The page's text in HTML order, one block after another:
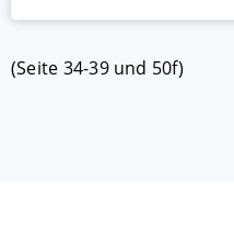
(Seite 34-39 und 50f)